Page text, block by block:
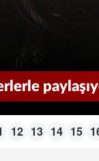
12 13 14 15